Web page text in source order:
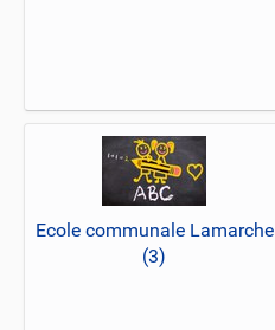
Ecole communale Lamarche
(3)